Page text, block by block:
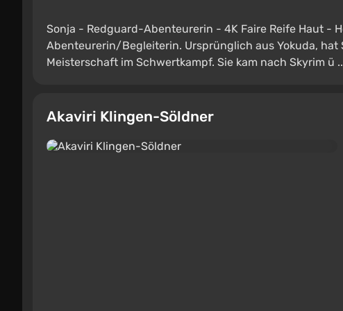
Sonja - Redguard-Abenteurerin - 4K Faire Reife Haut -
Abenteurerin/Begleiterin. Ursprünglich aus Yokuda,
Meisterschaft im Schwertkampf. Sie kam nach Skyrim ü
Akaviri Klingen-Söldner